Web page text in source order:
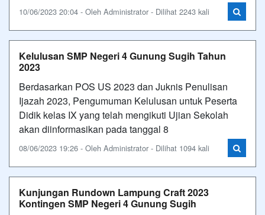
10/06/2023 20:04 - Oleh Administrator - Dilihat 2243 kali
Kelulusan SMP Negeri 4 Gunung Sugih Tahun
2023
Berdasarkan POS US 2023 dan Juknis Penulisan
Ijazah 2023, Pengumuman Kelulusan untuk Peserta
Didik kelas IX yang telah mengikuti Ujian Sekolah
akan diinformasikan pada tanggal 8
08/06/2023 19:26 - Oleh Administrator - Dilihat 1094 kali
Kunjungan Rundown Lampung Craft 2023
Kontingen SMP Negeri 4 Gunung Sugih